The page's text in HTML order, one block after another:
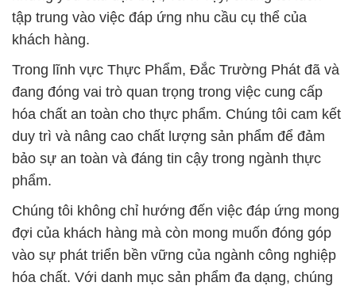
tập trung vào việc đáp ứng nhu cầu cụ thể của
khách hàng.
Trong lĩnh vực Thực Phẩm, Đắc Trường Phát đã và
đang đóng vai trò quan trọng trong việc cung cấp
hóa chất an toàn cho thực phẩm. Chúng tôi cam kết
duy trì và nâng cao chất lượng sản phẩm để đảm
bảo sự an toàn và đáng tin cậy trong ngành thực
phẩm.
Chúng tôi không chỉ hướng đến việc đáp ứng mong
đợi của khách hàng mà còn mong muốn đóng góp
vào sự phát triển bền vững của ngành công nghiệp
hóa chất. Với danh mục sản phẩm đa dạng, chúng